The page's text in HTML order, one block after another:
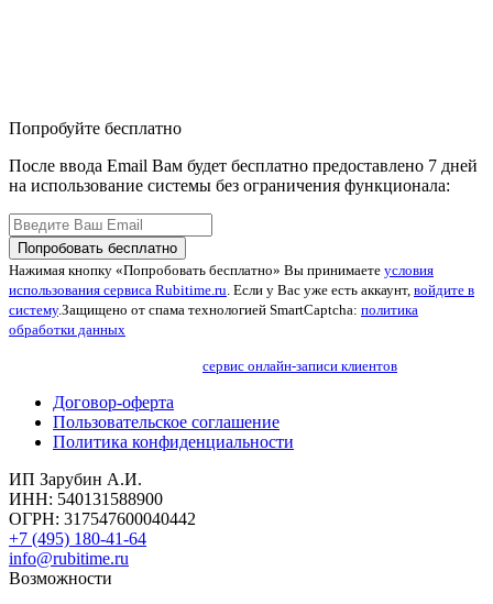
Попробуйте бесплатно
После ввода Email Вам будет бесплатно предоставлено 7 дней
на использование системы без ограничения функционала:
Попробовать бесплатно
Нажимая кнопку «Попробовать бесплатно» Вы принимаете условия
использования сервиса Rubitime.ru . Если у Вас уже есть аккаунт, войдите в
систему.Защищено от спама технологией SmartCaptcha: политика
обработки данных
сервис онлайн-записи клиентов
Договор-оферта
Пользовательское соглашение
Политика конфиденциальности
ИП Зарубин А.И.
ИНН: 540131588900
ОГРН: 317547600040442
+7 (495) 180-41-64
info@rubitime.ru
Возможности